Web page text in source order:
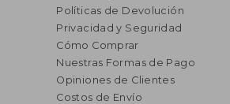
Políticas de Devolución
Privacidad y Seguridad
Cómo Comprar
Nuestras Formas de Pago
Opiniones de Clientes
Costos de Envío